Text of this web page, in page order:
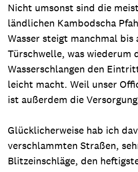
Nicht umsonst sind die
ländlichen Kambodscha
Wasser steigt manchmal bis
Türschwelle, was wiederum
Wasserschlangen den
leicht macht. Weil unser
ist außerdem die
Glücklicherweise hab ich
verschlammten Straßen,
Blitzeinschläge, den